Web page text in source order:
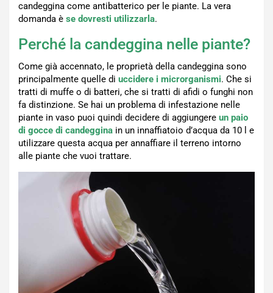
candeggina come antibatterico per le piante. La vera
domanda è se dovresti utilizzarla.
Perché la candeggina nelle piante?
Come già accennato, le proprietà della candeggina sono
principalmente quelle di uccidere i microrganismi. Che si
tratti di muffe o di batteri, che si tratti di afidi o funghi non
fa distinzione. Se hai un problema di infestazione nelle
piante in vaso puoi quindi decidere di aggiungere un paio
di gocce di candeggina in un innaffiatoio d’acqua da 10 l e
utilizzare questa acqua per annaffiare il terreno intorno
alle piante che vuoi trattare.